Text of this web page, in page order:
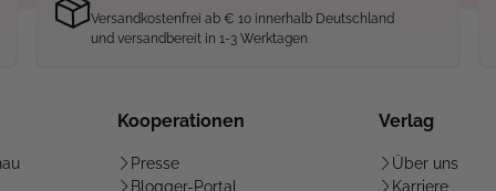
Versandkostenfrei ab € 10 innerhalb Deutschland
und versandbereit in 1-3 Werktagen
Kooperationen
Presse
Blogger-Portal
Verlag
Über uns
Karriere